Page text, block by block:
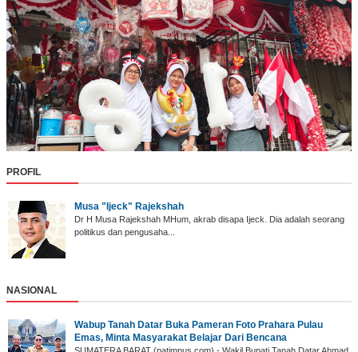
PROFIL
Musa "Ijeck" Rajekshah
Dr H Musa Rajekshah MHum, akrab disapa Ijeck. Dia adalah seorang
politikus dan pengusaha...
NASIONAL
Wabup Tanah Datar ‎Buka Pameran Foto Prahara Pulau
Emas, Minta Masyarakat Belajar Dari Bencana